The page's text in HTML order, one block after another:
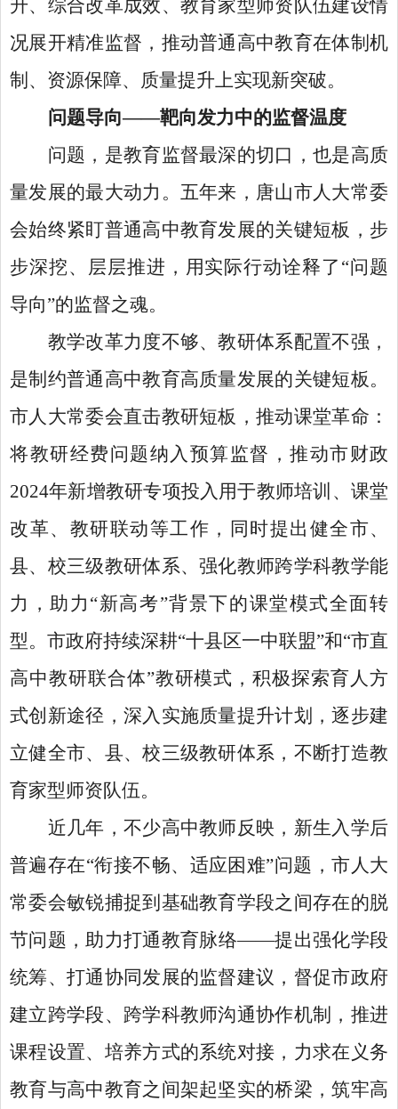
升、综合改革成效、教育家型师资队伍建设情
况展开精准监督，推动普通高中教育在体制机
制、资源保障、质量提升上实现新突破。
问题导向——靶向发力中的监督温度
问题，是教育监督最深的切口，也是高质
量发展的最大动力。五年来，唐山市人大常委
会始终紧盯普通高中教育发展的关键短板，步
步深挖、层层推进，用实际行动诠释了 “问题
导向”的监督之魂。
教学改革力度不够、教研体系配置不强，
是制约普通高中教育高质量发展的关键短板。
市人大常委会直击教研短板，推动课堂革命：
将教研经费问题纳入预算监督，推动市财政
2024年新增教研专项投入用于教师培训、课堂
改革、教研联动等工作，同时提出健全市、
县、校三级教研体系、强化教师跨学科教学能
力，助力“新高考”背景下的课堂模式全面转
型。市政府持续深耕“十县区一中联盟”和“市直
高中教研联合体”教研模式，积极探索育人方
式创新途径，深入实施质量提升计划，逐步建
立健全市、县、校三级教研体系，不断打造教
育家型师资队伍。
近几年，不少高中教师反映，新生入学后
普遍存在“衔接不畅、适应困难”问题，市人大
常委会敏锐捕捉到基础教育学段之间存在的脱
节问题，助力打通教育脉络——提出强化学段
统筹、打通协同发展的监督建议，督促市政府
建立跨学段、跨学科教师沟通协作机制，推进
课程设置、培养方式的系统对接，力求在义务
教育与高中教育之间架起坚实的桥梁，筑牢高